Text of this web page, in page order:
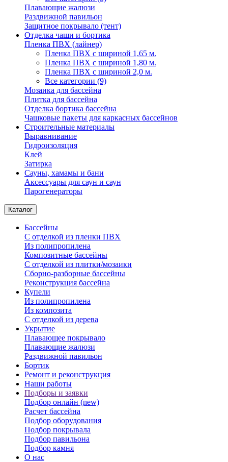
Плавающие жалюзи
Раздвижной павильон
Защитное покрывало (тент)
Отделка чаши и бортика
Пленка ПВХ (лайнер)
Пленка ПВХ с шириной 1,65 м.
Пленка ПВХ с шириной 1,80 м.
Пленка ПВХ с шириной 2,0 м.
Все категории (9)
Мозаика для бассейна
Плитка для бассейна
Отделка бортика бассейна
Чашковые пакеты для каркасных бассейнов
Строительные материалы
Выравнивание
Гидроизоляция
Клей
Затирка
Сауны, хамамы и бани
Аксессуары для саун и саун
Парогенераторы
Каталог
Бассейны
С отделкой из пленки ПВХ
Из полипропилена
Композитные бассейны
С отделкой из плитки/мозаики
Сборно-разборные бассейны
Реконструкция бассейна
Купели
Из полипропилена
Из композита
С отделкой из дерева
Укрытие
Плавающее покрывало
Плавающие жалюзи
Раздвижной павильон
Бортик
Ремонт и реконструкция
Наши работы
Подборы и заявки
Подбор онлайн (new)
Расчет бассейна
Подбор оборудования
Подбор покрывала
Подбор павильона
Подбор камня
О нас